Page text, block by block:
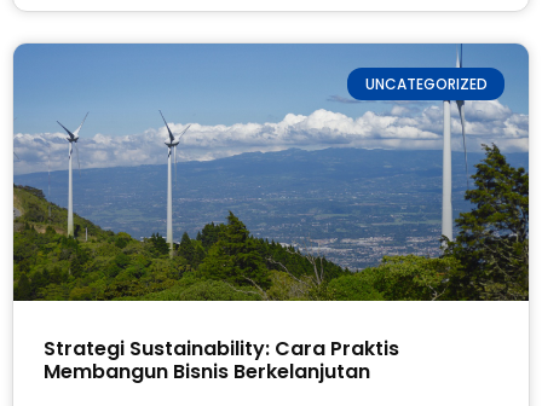
UNCATEGORIZED
Strategi Sustainability: Cara Praktis
Membangun Bisnis Berkelanjutan